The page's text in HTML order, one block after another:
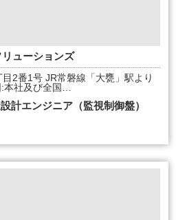
ューションズ
2番1号 JR常磐線「大甕」駅より
本社及び全国…
設計エンジニア（監視制御盤）